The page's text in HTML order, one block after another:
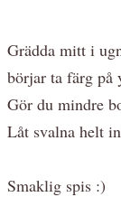
Grädda mitt i
börjar ta färg på
Gör du mindre
Låt svalna helt
Smaklig spis :)